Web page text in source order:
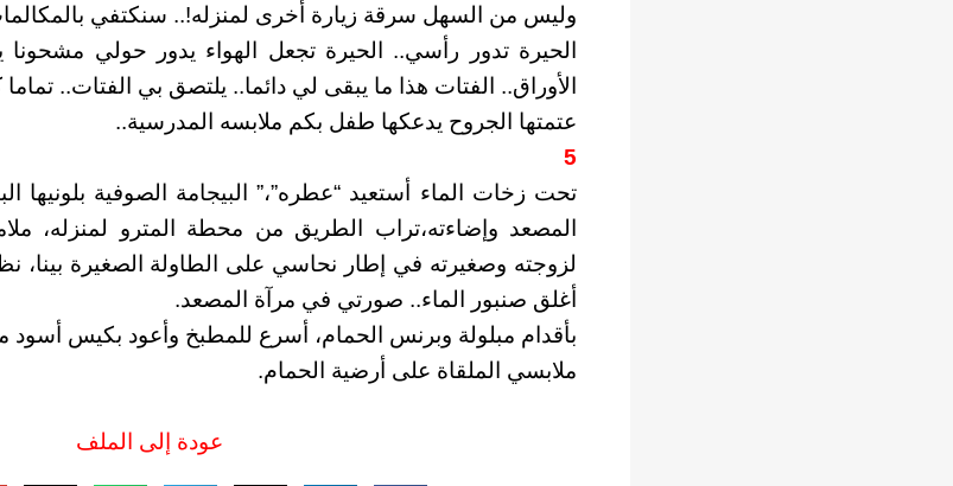
وليس من السهل سرقة زيارة أخرى لمنزله!.. سنكتفي بالمكالمات
الحيرة تدور رأسي.. الحيرة تجعل الهواء يدور حولي
الأوراق.. الفتات هذا ما يبقى لي دائما.. يلتصق بي الفتات..
عتمتها الجروح يدعكها طفل بكم ملابسه المدرسية..
5
تحت زخات الماء أستعيد “عطره”،” البيجامة الصوفية بلونيها
المصعد وإضاءته،تراب الطريق من محطة المترو لمنزله،
لزوجته وصغيرته في إطار نحاسي على الطاولة الصغيرة بينا،
أغلق صنبور الماء.. صورتي في مرآة المصعد.
بأقدام مبلولة وبرنس الحمام، أسرع للمطبخ وأعود بكيس
ملابسي الملقاة على أرضية الحمام.
عودة إلى الملف